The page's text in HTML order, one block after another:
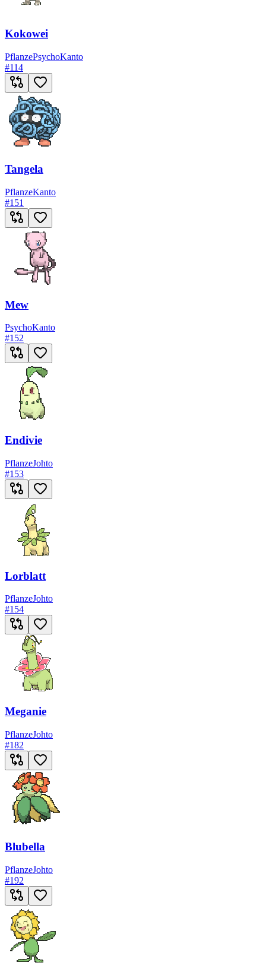
Kokowei
PflanzePsychoKanto
#114
Tangela
PflanzeKanto
#151
Mew
PsychoKanto
#152
Endivie
PflanzeJohto
#153
Lorblatt
PflanzeJohto
#154
Meganie
PflanzeJohto
#182
Blubella
PflanzeJohto
#192